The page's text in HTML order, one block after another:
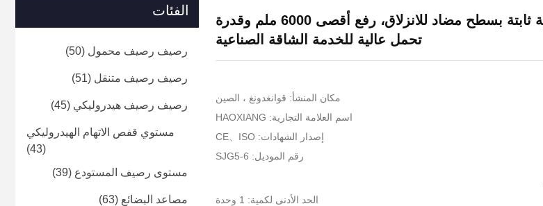
منصة رفع مقصية ثابتة بسطح مضاد للانزلاق، رفع أقصى 6000 ملم وقدرة
تحمل عالية للخدمة الشاقة الصناعية
مكان المنشأ: قوانغدونغ ، الصين
اسم العلامة التجارية: HAOXIANG
إصدار الشهادات: CE、ISO
رقم الموديل: SJG5-6
الحد الأدنى لكمية: 1 وحدة
الفئات
رصيف رصيف محمول (50)
رصيف رصيف متنقل (51)
رصيف رصيف هيدروليكي (45)
مستوي قفص الاتهام الهيدروليكي
(43)
مستوى رصيف المستودع (39)
مصاعد البضائع (63)